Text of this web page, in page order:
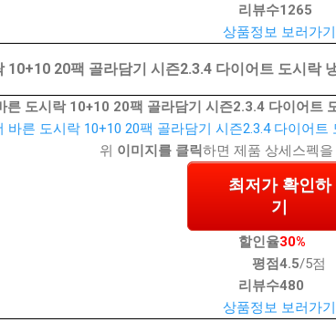
리뷰수1265
상품정보 보러가기
10+10 20팩 골라담기 시즌2.3.4 다이어트 도시락
른 도시락 10+10 20팩 골라담기 시즌2.3.4 다이어트
위 이미지를 클릭하면 제품 상세스펙
최저가 확인하
기
할인율30%
평점4.5/5점
리뷰수480
상품정보 보러가기